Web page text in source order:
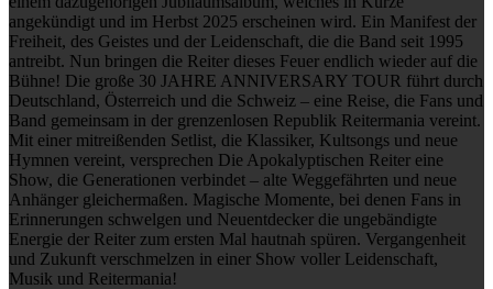
angekündigt und im Herbst 2025 erscheinen wird. Ein Manifest der
Freiheit, des Geistes und der Leidenschaft, die die Band seit 1995
antreibt. Nun bringen die Reiter dieses Feuer endlich wieder auf die
Bühne! Die große 30 JAHRE ANNIVERSARY TOUR führt durch
Deutschland, Österreich und die Schweiz – eine Reise, die Fans und
Band gemeinsam in der grenzenlosen Republik Reitermania vereint.
Mit einer mitreißenden Setlist, die Klassiker, Kultsongs und neue
Hymnen vereint, versprechen Die Apokalyptischen Reiter eine
Show, die Generationen verbindet – alte Weggefährten und neue
Anhänger gleichermaßen. Magische Momente, bei denen Fans in
Erinnerungen schwelgen und Neuentdecker die ungebändigte
Energie der Reiter zum ersten Mal hautnah spüren. Vergangenheit
und Zukunft verschmelzen in einer Show voller Leidenschaft,
Musik und Reitermania!